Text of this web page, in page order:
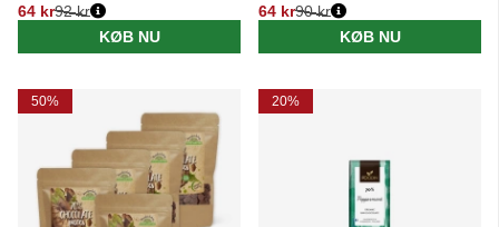
64 kr
Normalpris:
92 kr
KØB NU
64 kr
Normalpris:
90 kr
KØB NU
50% 20%